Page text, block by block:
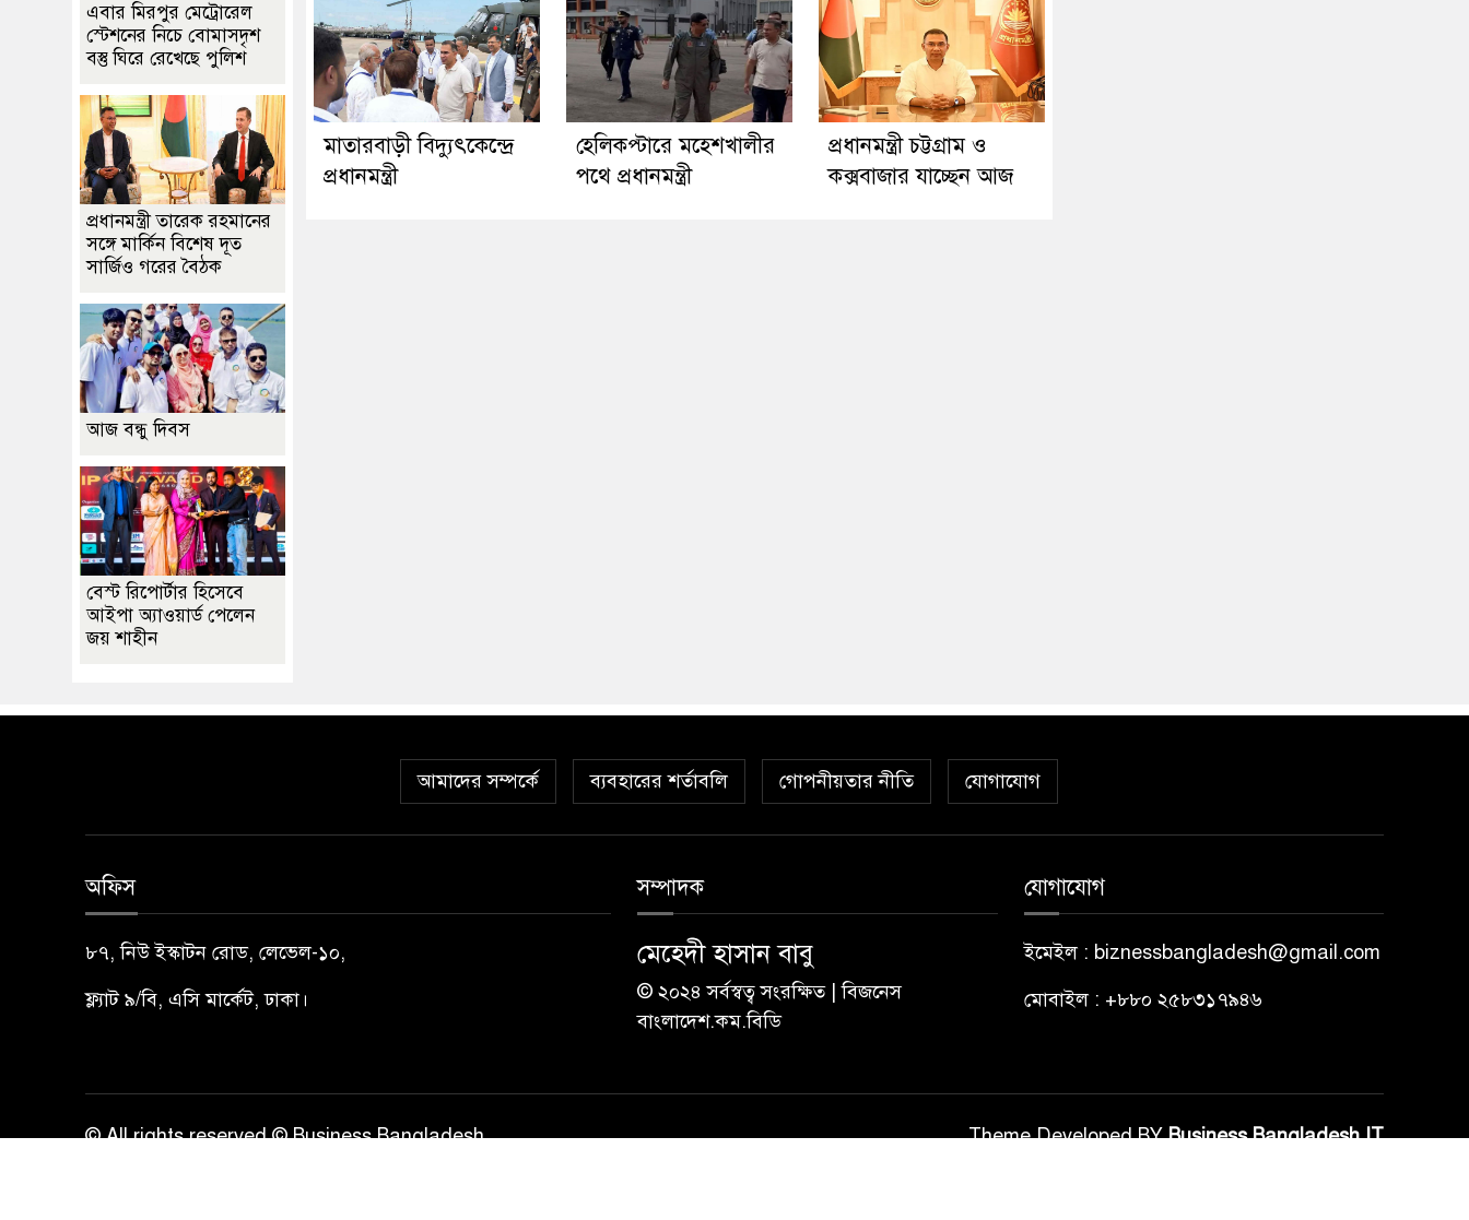
মাতারবাড়ী বিদ্যুৎকেন্দ্রে
প্রধানমন্ত্রী
হেলিকপ্টারে মহেশখালীর
পথে প্রধানমন্ত্রী
প্রধানমন্ত্রী চট্টগ্রাম ও
কক্সবাজার যাচ্ছেন আজ
এবার মিরপুর মেট্রোরেল
স্টেশনের নিচে বোমাসদৃশ
বস্তু ঘিরে রেখেছে পুলিশ
প্রধানমন্ত্রী তারেক রহমানের
সঙ্গে মার্কিন বিশেষ দূত
সার্জিও গরের বৈঠক
আজ বন্ধু দিবস
বেস্ট রিপোর্টার হিসেবে
আইপা অ্যাওয়ার্ড পেলেন
জয় শাহীন
আমাদের সম্পর্কে ব্যবহারের শর্তাবলি গোপনীয়তার নীতি যোগাযোগ
অফিস
৮৭, নিউ ইস্কাটন রোড, লেভেল-১০,
ফ্ল্যাট ৯/বি, এসি মার্কেট, ঢাকা।
সম্পাদক
মেহেদী হাসান বাবু
© ২০২৪ সর্বস্বত্ব সংরক্ষিত | বিজনেস
বাংলাদেশ.কম.বিডি
যোগাযোগ
ইমেইল : biznessbangladesh@gmail.com
মোবাইল : +৮৮০ ২৫৮৩১৭৯৪৬
© All rights reserved © Business Bangladesh Theme Developed BYBusiness Bangladesh IT